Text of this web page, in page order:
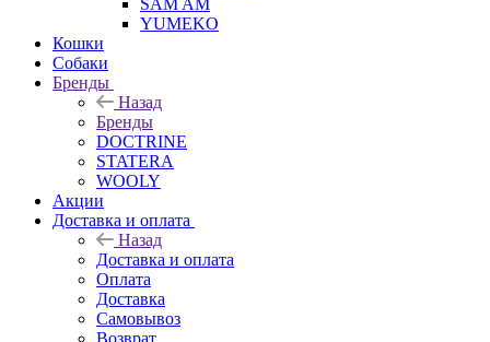
SAM AM
YUMEKO
Кошки
Собаки
Бренды
Назад
Бренды
DOCTRINE
STATERA
WOOLY
Акции
Доставка и оплата
Назад
Доставка и оплата
Оплата
Доставка
Самовывоз
Возврат